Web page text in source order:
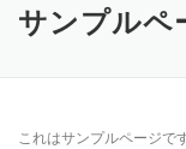
WHY OUR 3D
サンプルペ
これはサンプルページで